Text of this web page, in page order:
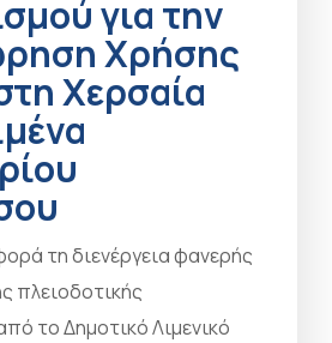
για την
Χρήσης
Χερσαία
τη διενέργεια φανερής
πλειοδοτικής
το Δημοτικό Λιμενικό